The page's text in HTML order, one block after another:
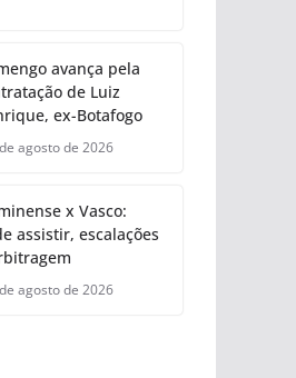
avança pela
de Luiz
ex-Botafogo
agosto de 2026
x Vasco:
assistir, escalações
agosto de 2026